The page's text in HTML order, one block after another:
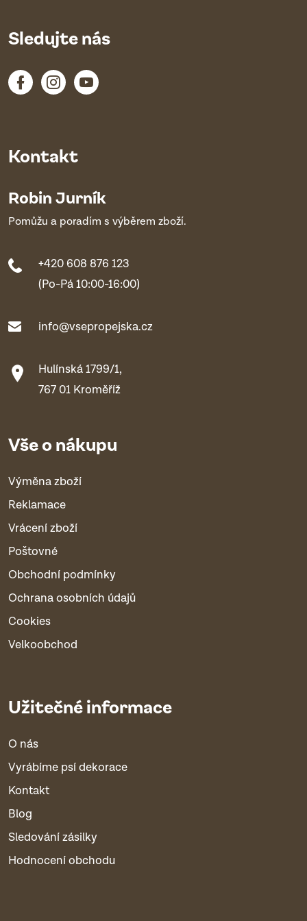
Kontakt
Robin Jurník
Pomůžu a poradím s výběrem zboží.
+420 608 876 123
(Po-Pá 10:00-16:00)
info@vsepropejska.cz
Hulínská 1799/1,
767 01 Kroměříž
Vše o nákupu
Výměna zboží
Reklamace
Vrácení zboží
Poštovné
Obchodní podmínky
Ochrana osobních údajů
Cookies
Velkoobchod
Užitečné informace
O nás
Vyrábíme psí dekorace
Kontakt
Blog
Sledování zásilky
Hodnocení obchodu
Sledujte nás